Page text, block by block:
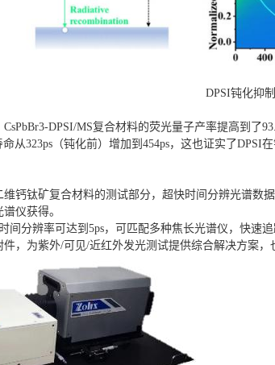
DPSI钝化抑
DPSI/MS复合材料的荧光量子产率提高到了
从323ps（钝化前）增加到454ps，这也证实了DPSI
维钙钛矿复合材料的测试部分，超快时间分辨光谱数
仪获得。
间分辨率可达到5ps，可匹配多种焦长光谱仪，快速
，为紫外/可见/近红外发光测试提供综合解决方案